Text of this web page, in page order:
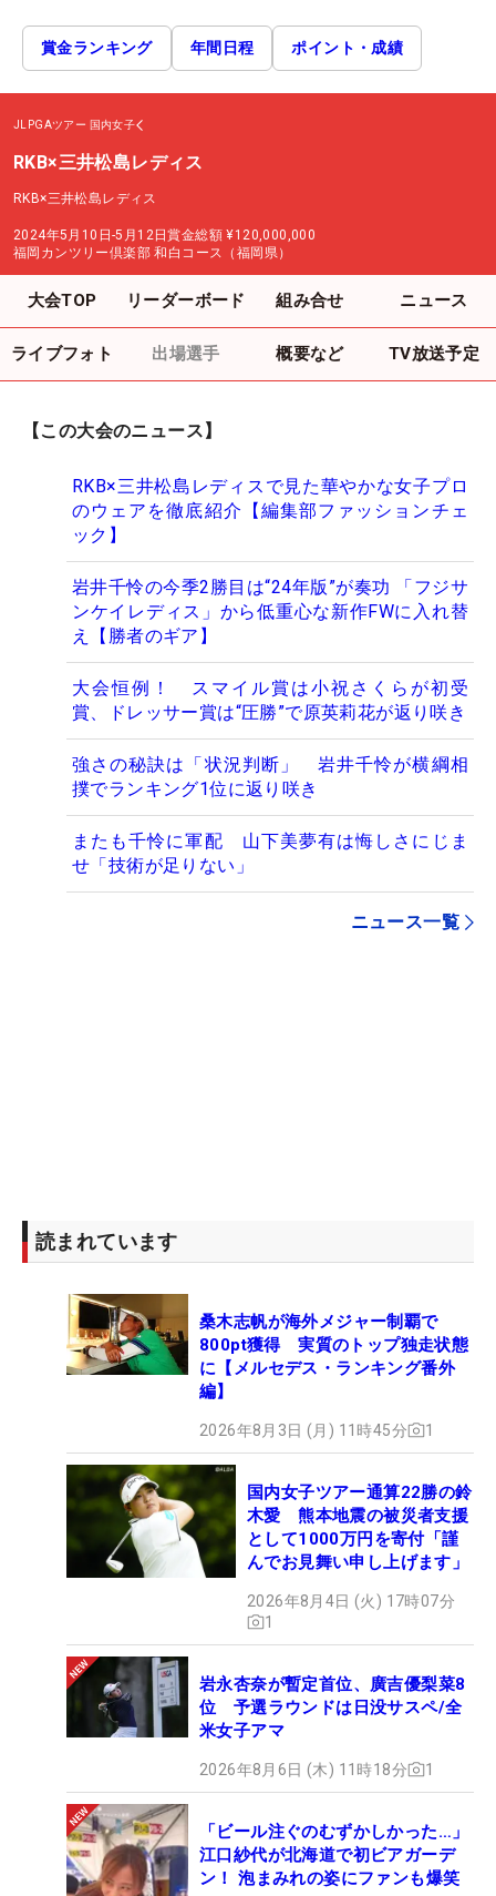
賞金ランキング 年間日程 ポイント・成績
JLPGAツアー 国内女子
RKB×三井松島レディス
RKB×三井松島レディス
2024年5月10日-5月12日賞金総額 ¥120,000,000
福岡カンツリー倶楽部 和白コース（福岡県）
大会TOP リーダーボード 組み合せ ニュース
ライブフォト 出場選手 概要など TV放送予定
【この大会のニュース】
RKB×三井松島レディスで見た華やかな女子プロ
のウェアを徹底紹介【編集部ファッションチェ
ック】
岩井千怜の今季2勝目は“24年版”が奏功 「フジサ
ンケイレディス」から低重心な新作FWに入れ替
え【勝者のギア】
大会恒例！ スマイル賞は小祝さくらが初受
賞、ドレッサー賞は“圧勝”で原英莉花が返り咲き
強さの秘訣は「状況判断」 岩井千怜が横綱相
撲でランキング1位に返り咲き
またも千怜に軍配 山下美夢有は悔しさにじま
せ「技術が足りない」
ニュース一覧
読まれています
桑木志帆が海外メジャー制覇で
800pt獲得 実質のトップ独走状態
に【メルセデス・ランキング番外
編】
2026年8月3日 (月) 11時45分 1
国内女子ツアー通算22勝の鈴
木愛 熊本地震の被災者支援
として1000万円を寄付「謹
んでお見舞い申し上げます」
2026年8月4日 (火) 17時07分
1
岩永杏奈が暫定首位、廣吉優梨菜8
位 予選ラウンドは日没サスペ/全
米女子アマ
2026年8月6日 (木) 11時18分 1
「ビール注ぐのむずかしかった…」
江口紗代が北海道で初ビアガーデ
ン！ 泡まみれの姿にファンも爆笑